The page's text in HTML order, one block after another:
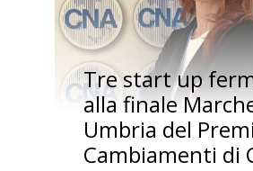
Tre start up
alla finale
Umbria del
Cambiamenti di